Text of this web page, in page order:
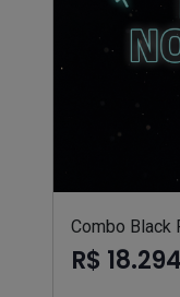
Combo Black
R$